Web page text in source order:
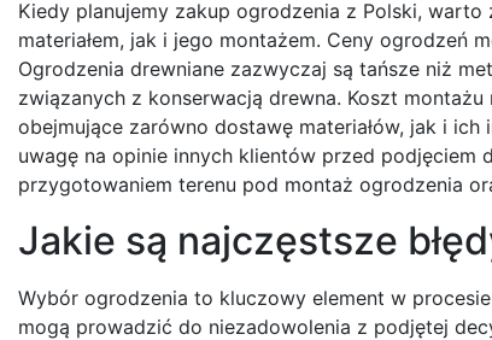
Kiedy planujemy zakup ogrodzenia z Polski,
materiałem, jak i jego montażem. Ceny ogrodzeń
Ogrodzenia drewniane zazwyczaj są tańsze niż
związanych z konserwacją drewna. Koszt
obejmujące zarówno dostawę materiałów, jak i
uwagę na opinie innych klientów przed
przygotowaniem terenu pod montaż ogrodzenia
Jakie są najczęstsze
Wybór ogrodzenia to kluczowy element w
mogą prowadzić do niezadowolenia z podjętej